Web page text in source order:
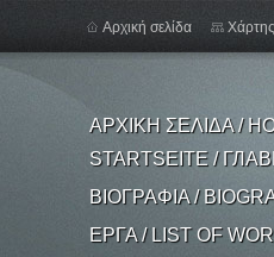
ΑΡΧΙΚΗ ΣΕΛΙΔΑ /
STARTSEITE /
ΒΙΟΓΡΑΦΙΑ /
ΕΡΓΑ / LIST OF
Αρχική σελίδα Χάρτης